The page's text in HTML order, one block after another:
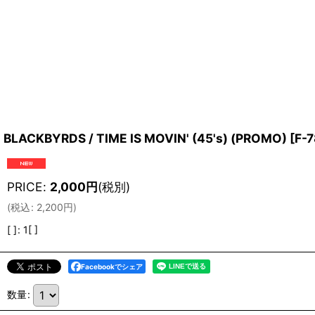
BLACKBYRDS / TIME IS MOVIN' (45's) (PROMO) [F-
PRICE: 2,000円(税別)
(税込: 2,200円)
[ ]: 1[ ]
Facebookでシェア
数量: